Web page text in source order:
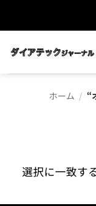
ホーム / “
選択に一致す